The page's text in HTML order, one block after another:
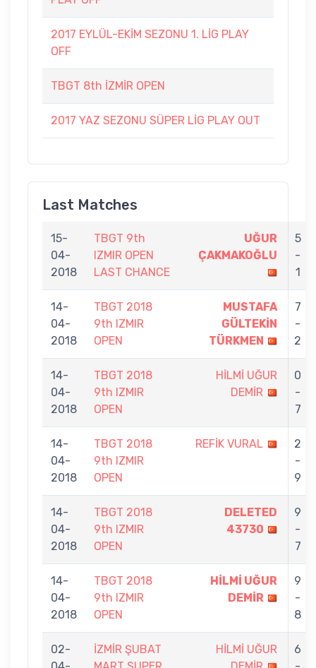
2017 EYLÜL-EKİM SEZONU 1. LİG PLAY
OFF
TBGT 8th İZMİR OPEN
2017 YAZ SEZONU SÜPER LİG PLAY OUT
Last Matches
15-
04-
2018
TBGT 9th
IZMIR OPEN
LAST CHANCE
UĞUR
ÇAKMAKOĞLU
5
-
1
14-
04-
2018
TBGT 2018
9th IZMIR
OPEN
MUSTAFA
GÜLTEKİN
TÜRKMEN
7
-
2
14-
04-
2018
TBGT 2018
9th IZMIR
OPEN
HİLMİ UĞUR
DEMİR
0
-
7
14-
04-
2018
TBGT 2018
9th IZMIR
OPEN
REFİK VURAL
2
-
9
14-
04-
2018
TBGT 2018
9th IZMIR
OPEN
DELETED
43730
9
-
7
14-
04-
2018
TBGT 2018
9th IZMIR
OPEN
HİLMİ UĞUR
DEMİR
9
-
8
02-
İZMİR ŞUBAT
HİLMİ UĞUR
6